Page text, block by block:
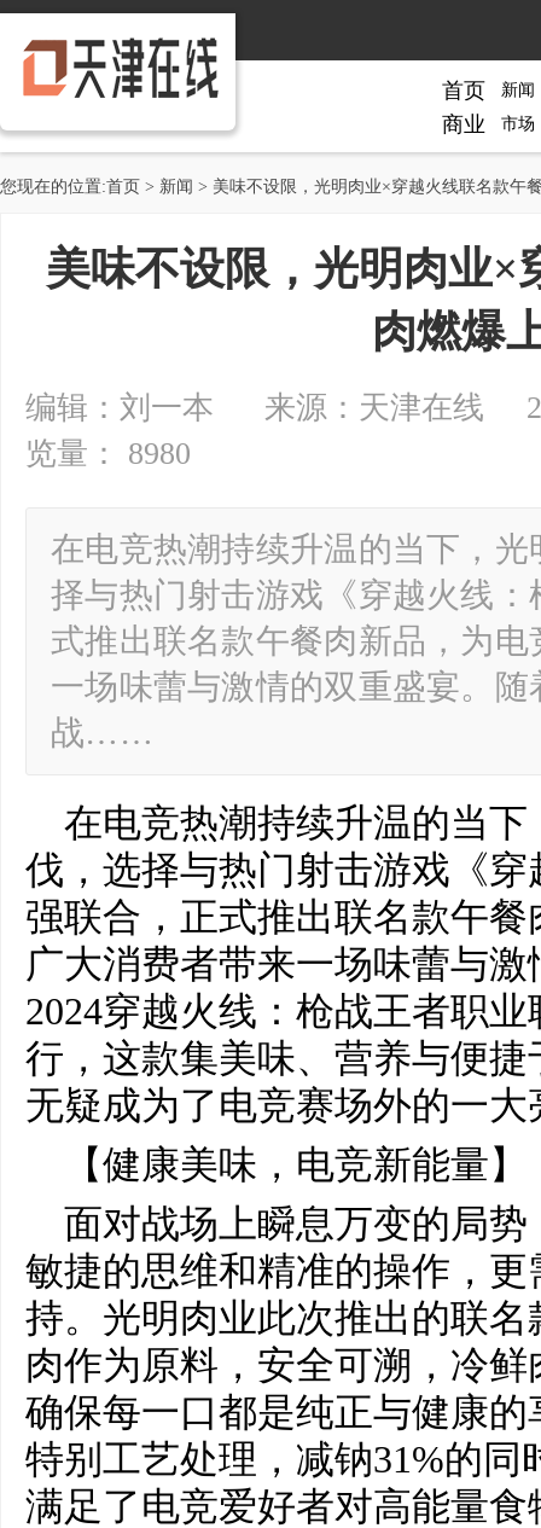
首页 新闻
商业 市场
您现在的位置:首页 > 新闻 > 美味不设限，光明肉业×穿越火线联名款午
美味不设限，光明肉业×
肉燃爆
编辑：刘一本 来源：天津在线
览量： 8980
在电竞热潮持续升温的当下，
择与热门射击游戏《穿越火线
式推出联名款午餐肉新品，为
一场味蕾与激情的双重盛宴。随
战……
在电竞热潮持续升温的当
伐，选择与热门射击游戏《
强联合，正式推出联名款午
广大消费者带来一场味蕾与
2024穿越火线：枪战王者职
行，这款集美味、营养与便
无疑成为了电竞赛场外的一大
【健康美味，电竞新能量】
面对战场上瞬息万变的局
敏捷的思维和精准的操作，
持。光明肉业此次推出的联
肉作为原料，安全可溯，冷
确保每一口都是纯正与健康
特别工艺处理，减钠31%的
满足了电竞爱好者对高能量